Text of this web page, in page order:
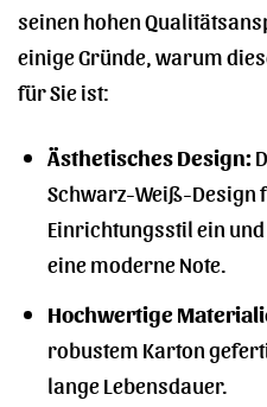
seinen hohen
einige Gründe, warum
für Sie ist:
Ästhetisches Design:
Schwarz-Weiß-Design
Einrichtungsstil ein
eine moderne Note.
Hochwertige
robustem Karton
lange Lebensdauer.